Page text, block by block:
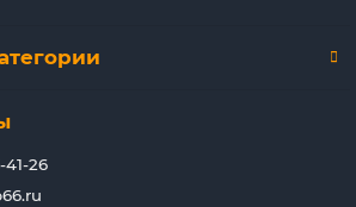
41-26